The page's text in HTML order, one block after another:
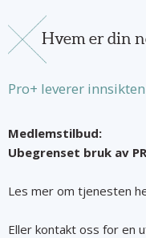
Hvem er din
Pro+ leverer
Medlemstilbud:
Ubegrenset bruk av
Les mer om tjenesten
Eller kontakt oss for en